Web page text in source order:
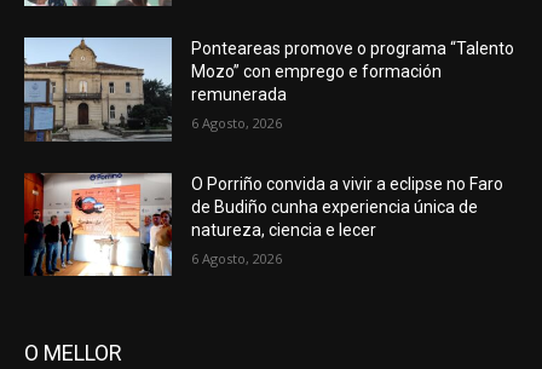
Ponteareas promove o programa “Talento
Mozo” con emprego e formación
remunerada
6 Agosto, 2026
O Porriño convida a vivir a eclipse no Faro
de Budiño cunha experiencia única de
natureza, ciencia e lecer
6 Agosto, 2026
O MELLOR